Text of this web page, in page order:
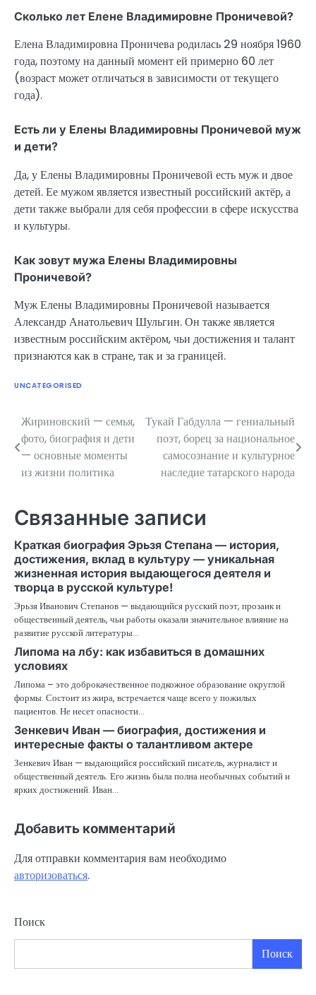
Сколько лет Елене Владимировне Проничевой?
Елена Владимировна Проничева родилась 29 ноября 1960
года, поэтому на данный момент ей примерно 60 лет
(возраст может отличаться в зависимости от текущего
года).
Есть ли у Елены Владимировны Проничевой муж
и дети?
Да, у Елены Владимировны Проничевой есть муж и двое
детей. Ее мужом является известный российский актёр, а
дети также выбрали для себя профессии в сфере искусства
и культуры.
Как зовут мужа Елены Владимировны
Проничевой?
Муж Елены Владимировны Проничевой называется
Александр Анатольевич Шульгин. Он также является
известным российским актёром, чьи достижения и талант
признаются как в стране, так и за границей.
UNCATEGORISED
Навигация
по
записям
Жириновский — семья,
фото, биография и дети
— основные моменты
из жизни политика
Тукай Габдулла — гениальный
поэт, борец за национальное
самосознание и культурное
наследие татарского народа
Связанные записи
Краткая биография Эрьзя Степана — история,
достижения, вклад в культуру — уникальная
жизненная история выдающегося деятеля и
творца в русской культуре!
Эрьзя Иванович Степанов — выдающийся русский поэт, прозаик и
общественный деятель, чьи работы оказали значительное влияние на
развитие русской литературы…
Липома на лбу: как избавиться в домашних
условиях
Липома – это доброкачественное подкожное образование округлой
формы. Состоит из жира, встречается чаще всего у пожилых
пациентов. Не несет опасности…
Зенкевич Иван — биография, достижения и
интересные факты о талантливом актере
Зенкевич Иван — выдающийся российский писатель, журналист и
общественный деятель. Его жизнь была полна необычных событий и
ярких достижений. Иван…
Добавить комментарий
Для отправки комментария вам необходимо
авторизоваться.
Поиск
Поиск